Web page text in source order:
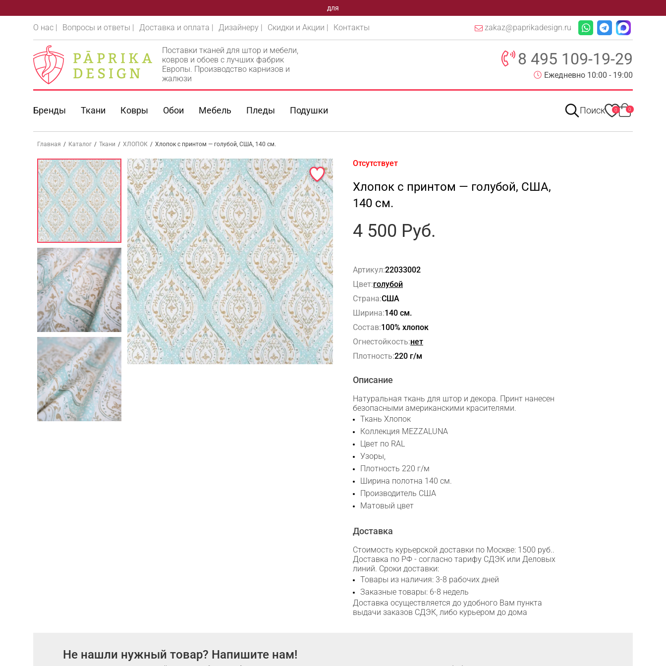
для
О нас | Вопросы и ответы | Доставка и оплата | Дизайнеру | Скидки и Акции | Контакты zakaz@paprikadesign.ru
Поставки тканей для штор и мебели,
ковров и обоев с лучших фабрик
Европы. Производство карнизов и
жалюзи
8 495 109-19-29
Ежедневно 10:00 - 19:00
Бренды Ткани Ковры Обои Мебель Пледы Подушки Поиск 0 0
Главная / Каталог / Ткани / ХЛОПОК / Хлопок с принтом — голубой, США, 140 см.
Отсутствует
Хлопок с принтом — голубой, США,
140 см.
4 500 Руб.
Артикул:22033002
Цвет:голубой
Страна:США
Ширина:140 см.
Состав:100% хлопок
Огнестойкость:нет
Плотность:220 г/м
Описание
Натуральная ткань для штор и декора. Принт нанесен
безопасными американскими красителями.
Ткань Хлопок
Коллекция MEZZALUNA
Цвет по RAL
Узоры,
Плотность 220 г/м
Ширина полотна 140 см.
Производитель США
Матовый цвет
Доставка
Стоимость курьерской доставки по Москве: 1500 руб..
Доставка по РФ - согласно тарифу СДЭК или Деловых
линий. Сроки доставки:
Товары из наличия: 3-8 рабочих дней
Заказные товары: 6-8 недель
Доставка осуществляется до удобного Вам пункта
выдачи заказов СДЭК, либо курьером до дома
Не нашли нужный товар? Напишите нам!
WhatsApp
Telegram